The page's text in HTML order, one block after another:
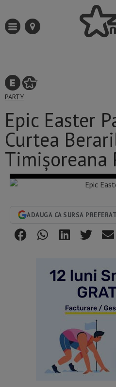
PARTY
Epic Easter
Curtea
Timișoreana
ADAUGĂ CA SURSĂ